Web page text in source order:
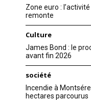
Zone euro :
remonte
Culture
James Bond : le
avant fin 2026
société
Incendie à
hectares parcourus